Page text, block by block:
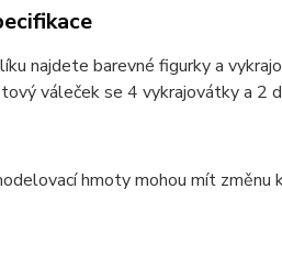
najdete barevné figurky a
váleček se 4 vykrajovátky a 2
hmoty mohou mít změnu